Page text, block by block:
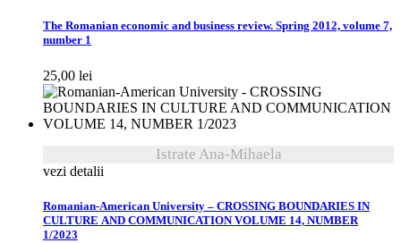
The Romanian economic and business review. Spring 2012, volume 7,
number 1
25,00 lei
Istrate Ana-Mihaela
vezi detalii
Romanian-American University – CROSSING BOUNDARIES IN
CULTURE AND COMMUNICATION VOLUME 14, NUMBER
1/2023